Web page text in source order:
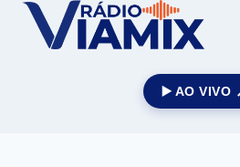
▶️ AO VIVO